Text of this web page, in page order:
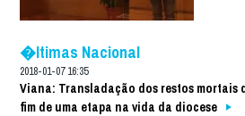
�ltimas Nacional
2018-01-07 16:35
Viana: Transladação dos restos mortais
fim de uma etapa na vida da diocese